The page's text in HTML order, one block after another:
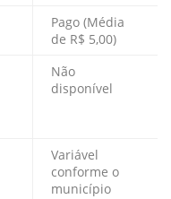
Pago (Média
de R$ 5,00)
Não
disponível
Variável
conforme o
município